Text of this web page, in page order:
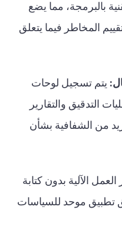
بالبرمجة، مما يضع
المخاطر فيما يتعلق
يتم تسجيل لوحات
التدقيق والتقارير
من الشفافية بشأن
الآلية بدون كتابة
تطبيق موحد للسياسات